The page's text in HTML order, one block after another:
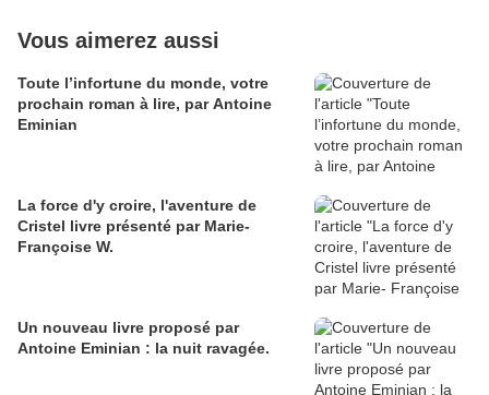
Vous aimerez aussi
Toute l’infortune du monde, votre
prochain roman à lire, par Antoine
Eminian
La force d'y croire, l'aventure de
Cristel livre présenté par Marie-
Françoise W.
Un nouveau livre proposé par
Antoine Eminian : la nuit ravagée.